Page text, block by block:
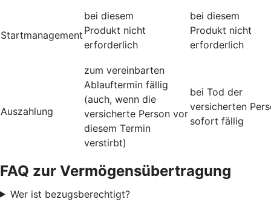
Startmanagement
bei diesem
Produkt nicht
erforderlich
bei diesem
Produkt nicht
erforderlich
Auszahlung
zum vereinbarten
Ablauftermin fällig
(auch, wenn die
versicherte Person vor
diesem Termin
verstirbt)
bei Tod der
versicherten
sofort fällig
FAQ zur Vermögensübertragung
Wer ist bezugsberechtigt?